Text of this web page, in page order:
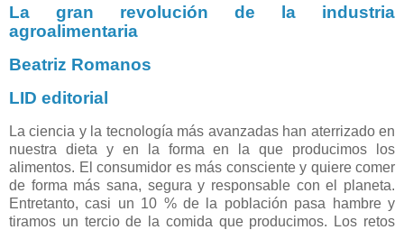
La gran revolución de la industria
agroalimentaria
Beatriz Romanos
LID editorial
La ciencia y la tecnología más avanzadas han aterrizado en
nuestra dieta y en la forma en la que producimos los
alimentos. El consumidor es más consciente y quiere comer
de forma más sana, segura y responsable con el planeta.
Entretanto, casi un 10 % de la población pasa hambre y
tiramos un tercio de la comida que producimos. Los retos